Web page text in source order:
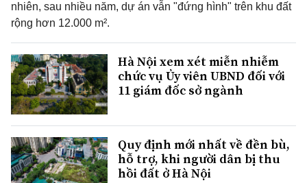
nhiên, sau nhiều năm, dự án vẫn "đứng hình" trên khu đất
rộng hơn 12.000 m².
Hà Nội xem xét miễn nhiễm
chức vụ Ủy viên UBND đối với
11 giám đốc sở ngành
Quy định mới nhất về đền bù,
hỗ trợ, khi người dân bị thu
hồi đất ở Hà Nội